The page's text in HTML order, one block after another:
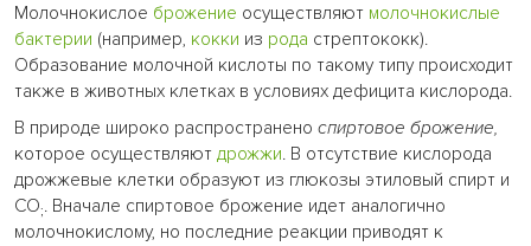
Молочнокислое брожение осуществляют молочнокислые
бактерии (например, кокки из рода стрептококк).
Образование молочной кислоты по такому типу происходит
также в животных клетках в условиях дефицита кислорода.
В природе широко распространено спиртовое брожение,
которое осуществляют дрожжи. В отсутствие кислорода
дрожжевые клетки образуют из глюкозы этиловый спирт и
СО;. Вначале спиртовое брожение идет аналогично
молочнокислому, но последние реакции приводят к